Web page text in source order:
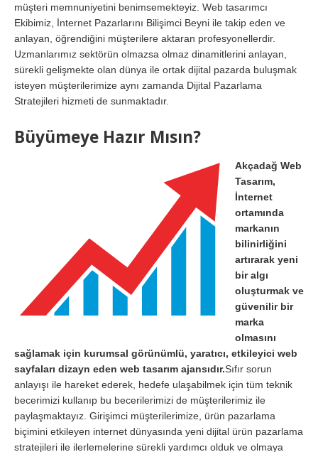
müşteri memnuniyetini benimsemekteyiz. Web tasarımcı
Ekibimiz, İnternet Pazarlarını Bilişimci Beyni ile takip eden ve
anlayan, öğrendiğini müşterilere aktaran profesyonellerdir.
Uzmanlarımız sektörün olmazsa olmaz dinamitlerini anlayan,
sürekli gelişmekte olan dünya ile ortak dijital pazarda buluşmak
isteyen müşterilerimize aynı zamanda Dijital Pazarlama
Stratejileri hizmeti de sunmaktadır.
Büyümeye Hazır Mısın?
Akçadağ Web
Tasarım,
İnternet
ortamında
markanın
bilinirliğini
artırarak yeni
bir algı
oluşturmak ve
güvenilir bir
marka
olmasını
sağlamak için kurumsal görünümlü, yaratıcı, etkileyici web
sayfaları dizayn eden web tasarım ajansıdır.Sıfır sorun
anlayışı ile hareket ederek, hedefe ulaşabilmek için tüm teknik
becerimizi kullanıp bu becerilerimizi de müşterilerimiz ile
paylaşmaktayız. Girişimci müşterilerimize, ürün pazarlama
biçimini etkileyen internet dünyasında yeni dijital ürün pazarlama
stratejileri ile ilerlemelerine sürekli yardımcı olduk ve olmaya